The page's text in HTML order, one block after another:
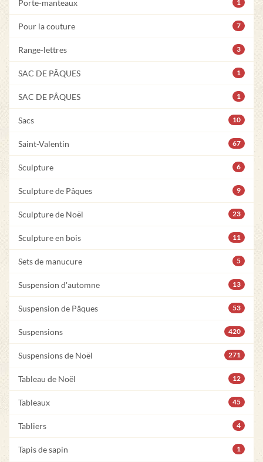
Porte-manteaux 1
Pour la couture 7
Range-lettres 3
SAC DE PÂQUES 1
SAC DE PÂQUES 1
Sacs 10
Saint-Valentin 67
Sculpture 6
Sculpture de Pâques 9
Sculpture de Noël 23
Sculpture en bois 11
Sets de manucure 5
Suspension d'automne 13
Suspension de Pâques 53
Suspensions 420
Suspensions de Noël 271
Tableau de Noël 12
Tableaux 45
Tabliers 4
Tapis de sapin 1